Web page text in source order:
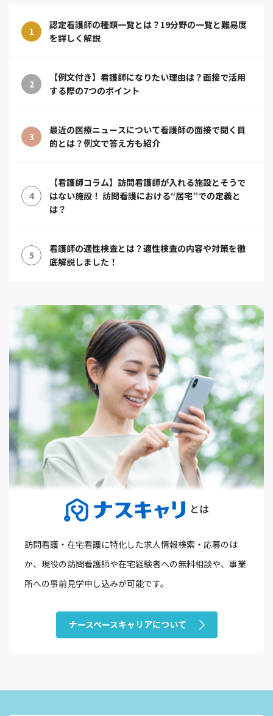
1
認定看護師の種類一覧とは？19分野の一覧と難易度
を詳しく解説
2
【例文付き】看護師になりたい理由は？面接で活用
する際の7つのポイント
3
最近の医療ニュースについて看護師の面接で聞く目
的とは？例文で答え方も紹介
4
【看護師コラム】訪問看護師が入れる施設とそうで
はない施設！ 訪問看護における“居宅”での定義と
は？
5
看護師の適性検査とは？適性検査の内容や対策を徹
底解説しました！
訪問看護・在宅看護に特化した求人情報検索・応募のほ
か、 現役の訪問看護師や在宅経験者への無料相談や、 事業
所への事前見学申し込みが可能です。
ナースペースキャリアについて